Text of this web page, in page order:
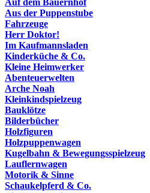
Auf dem Bauernhof
Aus der Puppenstube
Fahrzeuge
Herr Doktor!
Im Kaufmannsladen
Kinderküche & Co.
Kleine Heimwerker
Abenteuerwelten
Arche Noah
Kleinkindspielzeug
Bauklötze
Bilderbücher
Holzfiguren
Holzpuppenwagen
Kugelbahn & Bewegungsspielzeug
Lauflernwagen
Motorik & Sinne
Schaukelpferd & Co.